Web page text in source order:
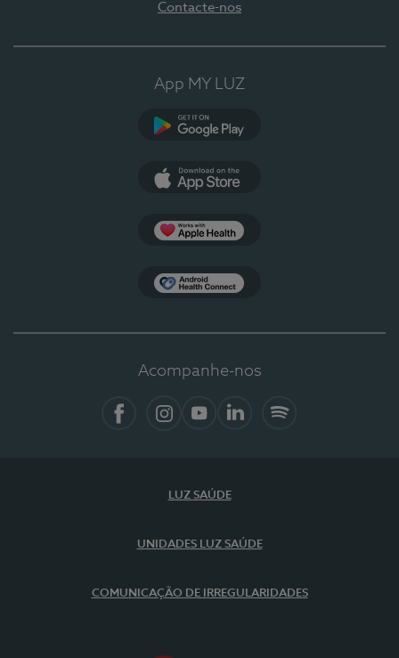
Contacte-nos
App MY LUZ
Acompanhe-nos
LUZ SAÚDE
UNIDADES LUZ SAÚDE
COMUNICAÇÃO DE IRREGULARIDADES